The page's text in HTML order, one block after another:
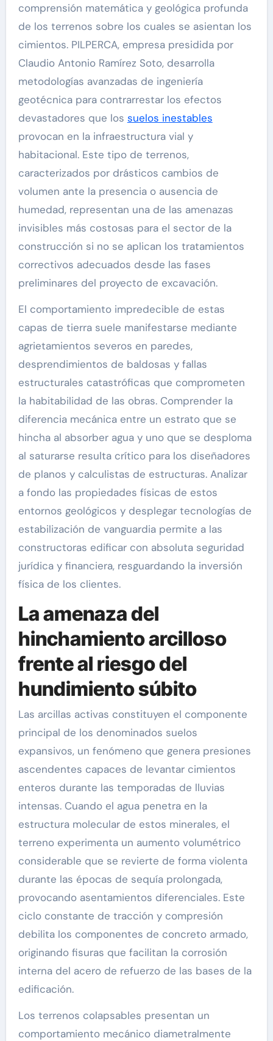
comprensión matemática y geológica profunda
de los terrenos sobre los cuales se asientan los
cimientos. PILPERCA, empresa presidida por
Claudio Antonio Ramírez Soto, desarrolla
metodologías avanzadas de ingeniería
geotécnica para contrarrestar los efectos
devastadores que los suelos inestables
provocan en la infraestructura vial y
habitacional. Este tipo de terrenos,
caracterizados por drásticos cambios de
volumen ante la presencia o ausencia de
humedad, representan una de las amenazas
invisibles más costosas para el sector de la
construcción si no se aplican los tratamientos
correctivos adecuados desde las fases
preliminares del proyecto de excavación.
El comportamiento impredecible de estas
capas de tierra suele manifestarse mediante
agrietamientos severos en paredes,
desprendimientos de baldosas y fallas
estructurales catastróficas que comprometen
la habitabilidad de las obras. Comprender la
diferencia mecánica entre un estrato que se
hincha al absorber agua y uno que se desploma
al saturarse resulta crítico para los diseñadores
de planos y calculistas de estructuras. Analizar
a fondo las propiedades físicas de estos
entornos geológicos y desplegar tecnologías de
estabilización de vanguardia permite a las
constructoras edificar con absoluta seguridad
jurídica y financiera, resguardando la inversión
física de los clientes.
La amenaza del
hinchamiento arcilloso
frente al riesgo del
hundimiento súbito
Las arcillas activas constituyen el componente
principal de los denominados suelos
expansivos, un fenómeno que genera presiones
ascendentes capaces de levantar cimientos
enteros durante las temporadas de lluvias
intensas. Cuando el agua penetra en la
estructura molecular de estos minerales, el
terreno experimenta un aumento volumétrico
considerable que se revierte de forma violenta
durante las épocas de sequía prolongada,
provocando asentamientos diferenciales. Este
ciclo constante de tracción y compresión
debilita los componentes de concreto armado,
originando fisuras que facilitan la corrosión
interna del acero de refuerzo de las bases de la
edificación.
Los terrenos colapsables presentan un
comportamiento mecánico diametralmente